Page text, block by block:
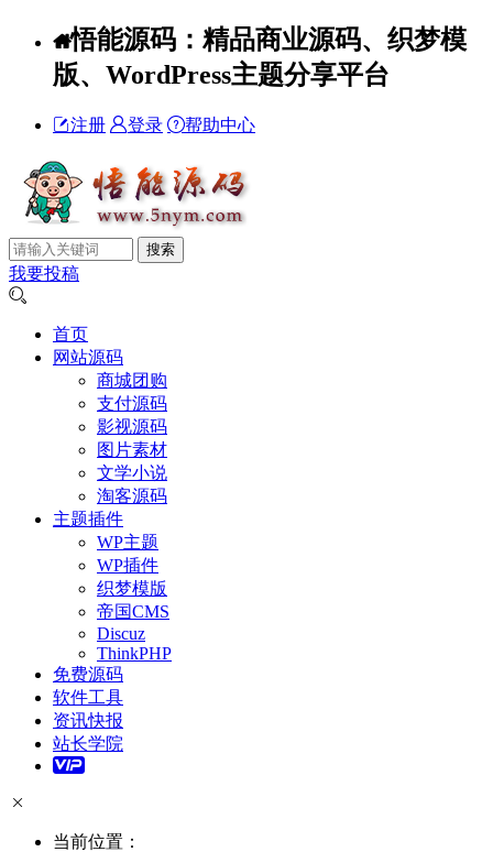
悟能源码：精品商业源码、织梦模
版、WordPress主题分享平台
注册 登录 帮助中心
我要投稿
首页
网站源码
商城团购
支付源码
影视源码
图片素材
文学小说
淘客源码
主题插件
WP主题
WP插件
织梦模版
帝国CMS
Discuz
ThinkPHP
免费源码
软件工具
资讯快报
站长学院
当前位置：